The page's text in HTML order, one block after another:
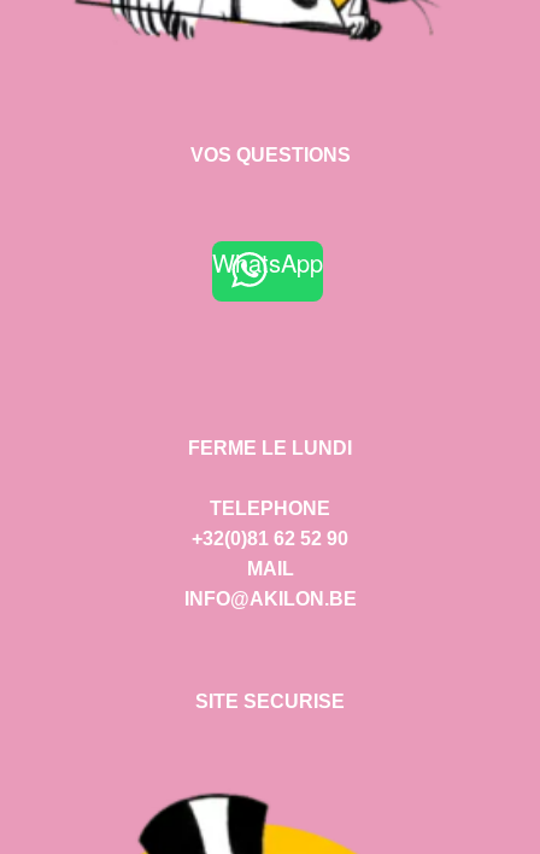
VOS QUESTIONS
WhatsApp
FERME LE LUNDI
TELEPHONE
+32(0)81 62 52 90
MAIL
INFO@AKILON.BE
SITE SECURISE